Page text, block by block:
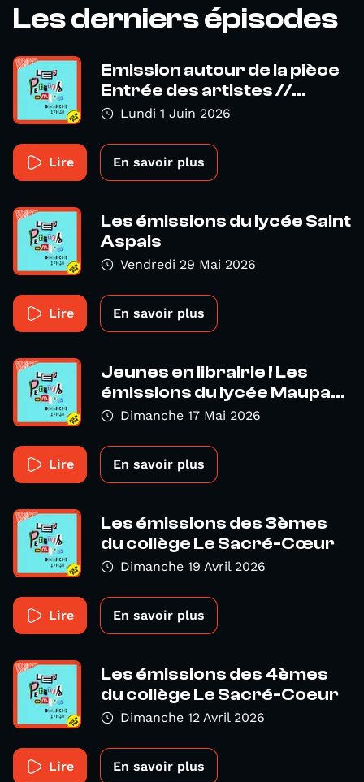
Les derniers épisodes
Emission autour de la pièce
Entrée des artistes //...
Lundi 1 Juin 2026
Lire En savoir plus
Les émissions du lycée Saint
Aspais
Vendredi 29 Mai 2026
Lire En savoir plus
Jeunes en librairie ! Les
émissions du lycée Maupa...
Dimanche 17 Mai 2026
Lire En savoir plus
Les émissions des 3èmes
du collège Le Sacré-Cœur
Dimanche 19 Avril 2026
Lire En savoir plus
Les émissions des 4èmes
du collège Le Sacré-Coeur
Dimanche 12 Avril 2026
Lire En savoir plus